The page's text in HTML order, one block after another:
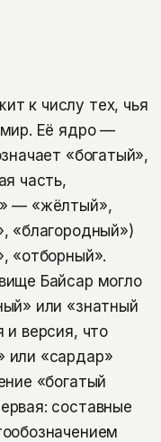
к числу тех, чья
мир. Её ядро —
«богатый»,
часть,
— «жёлтый»,
«благородный»)
«отборный».
Байсар могло
или «знатный
и версия, что
или «сардар»
«богатый
составные